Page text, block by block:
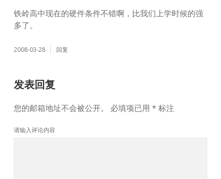
铁岭高中现在的硬件条件不错啊，比我们上学时候的强
多了。
2008-03-28 回复
发表回复
您的邮箱地址不会被公开。 必填项已用 * 标注
请输入评论内容